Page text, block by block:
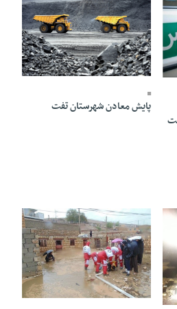
10 Ordibehesht 1403 - 22:23
پایش معادن شهرستان تفت
09 Ordibehesht 1403 - 10:47